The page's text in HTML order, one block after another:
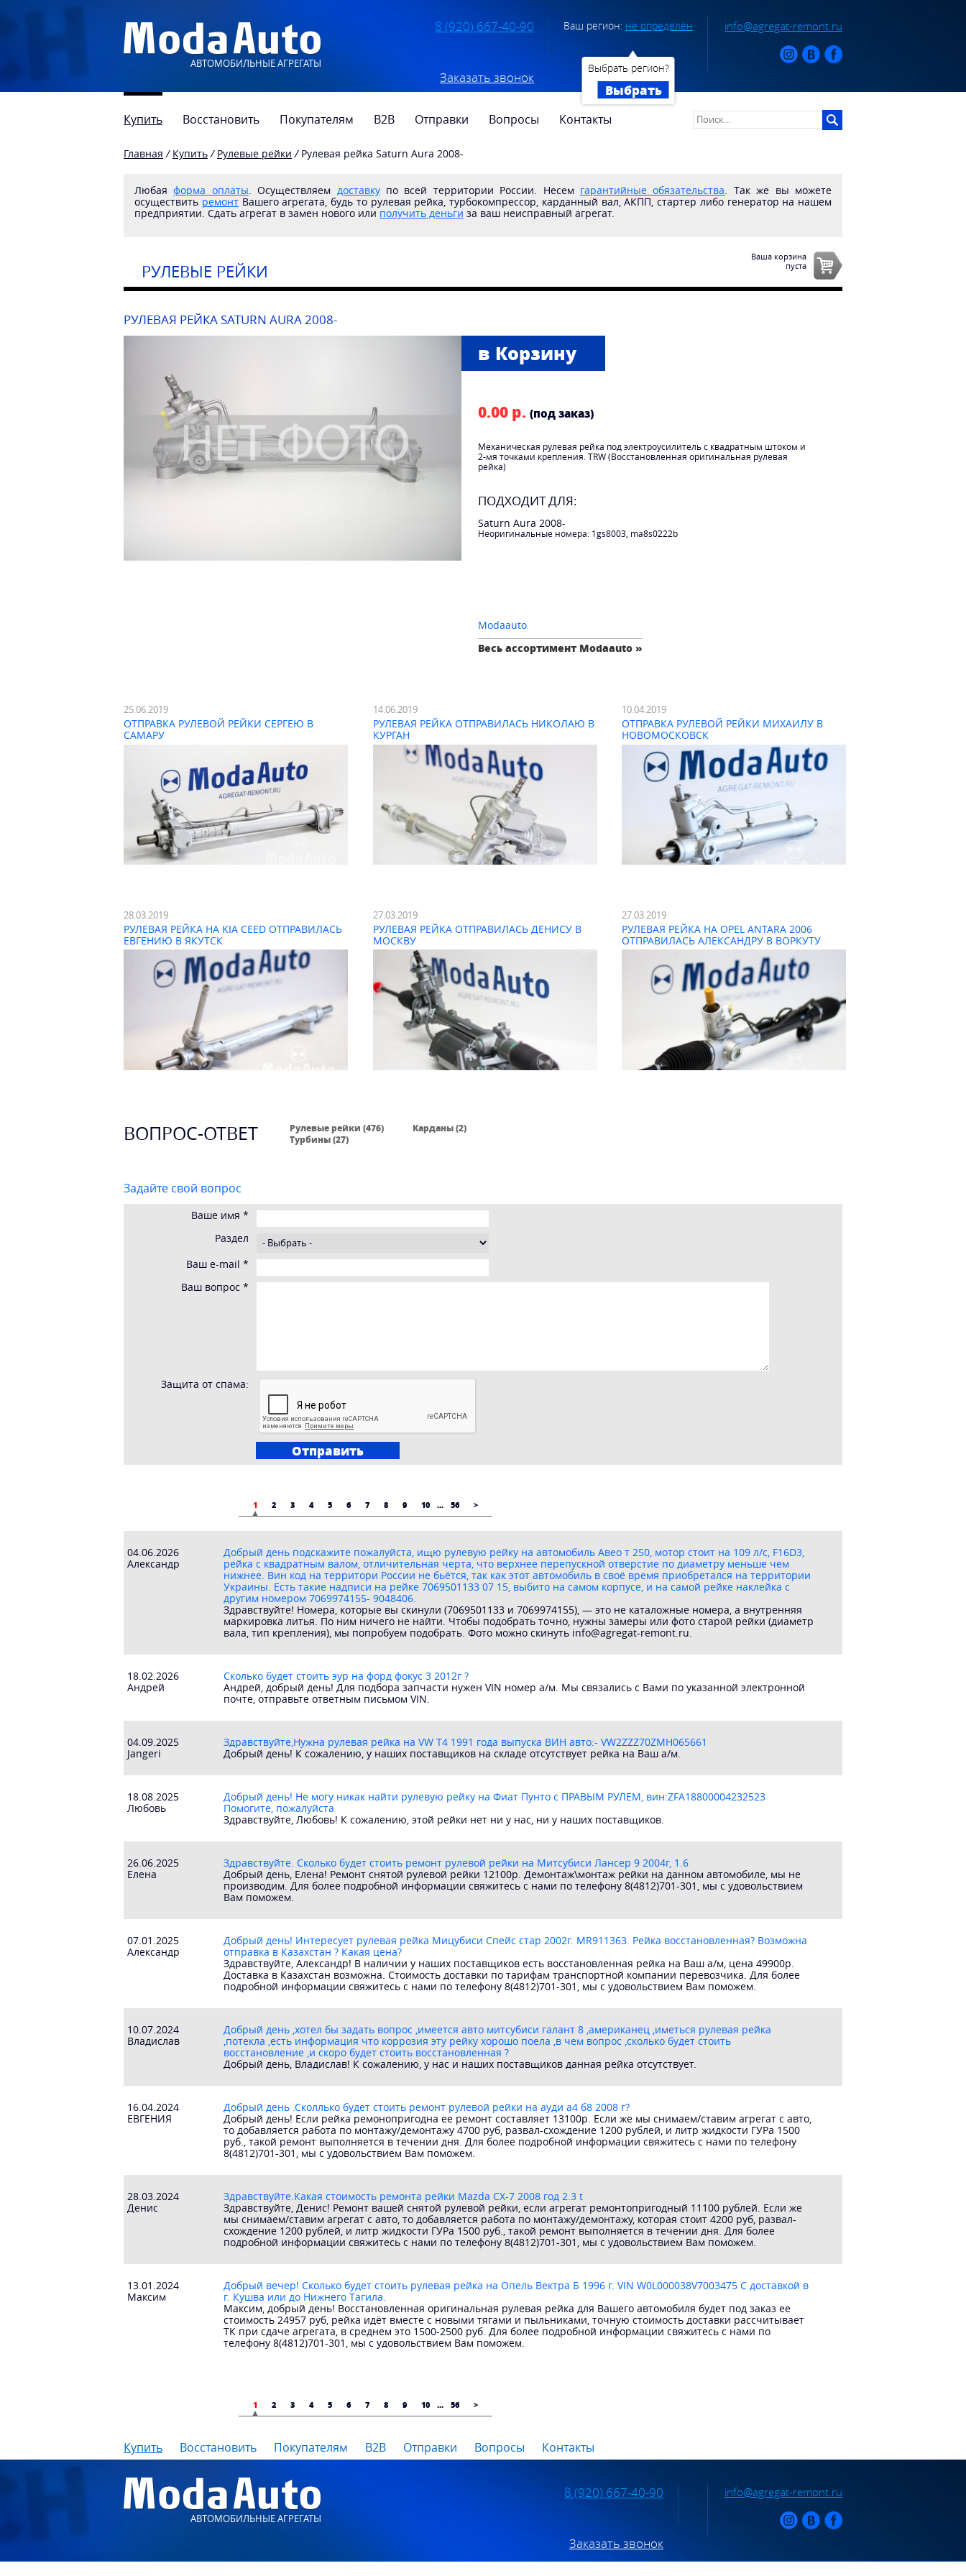
АВТОМОБИЛЬНЫЕ АГРЕГАТЫ
8 (920) 667-40-90
Заказать звонок
Ваш регион: не определён
Выбрать регион?
Выбрать
info@agregat-remont.ru
Купить Восстановить Покупателям B2B Отправки Вопросы Контакты
Главная / Купить / Рулевые рейки / Рулевая рейка Saturn Aura 2008-
Любаяформа оплаты. Осуществляем доставкупо всей территории России. Несем гарантийные обязательства. Так же вы можете
осуществить ремонтВашего агрегата, будь то рулевая рейка, турбокомпрессор, карданный вал, АКПП, стартер либо генератор на нашем
предприятии. Сдать агрегат в замен нового или получить деньги за ваш неисправный агрегат.
РУЛЕВЫЕ РЕЙКИ
Ваша корзина
пуста
РУЛЕВАЯ РЕЙКА SATURN AURA 2008-
0.00 р. (под заказ)
Механическая рулевая рейка под электроусилитель с квадратным штоком и
2-мя точками крепления. TRW (Восстановленная оригинальная рулевая
рейка)
ПОДХОДИТ ДЛЯ:
Saturn Aura 2008-
Неоригинальные номера: 1gs8003, ma8s0222b
Modaauto
Весь ассортимент Modaauto »
25.06.2019
ОТПРАВКА РУЛЕВОЙ РЕЙКИ СЕРГЕЮ В
САМАРУ
14.06.2019
РУЛЕВАЯ РЕЙКА ОТПРАВИЛАСЬ НИКОЛАЮ В
КУРГАН
10.04.2019
ОТПРАВКА РУЛЕВОЙ РЕЙКИ МИХАИЛУ В
НОВОМОСКОВСК
28.03.2019
РУЛЕВАЯ РЕЙКА НА KIA CEED ОТПРАВИЛАСЬ
ЕВГЕНИЮ В ЯКУТСК
27.03.2019
РУЛЕВАЯ РЕЙКА ОТПРАВИЛАСЬ ДЕНИСУ В
МОСКВУ
27.03.2019
РУЛЕВАЯ РЕЙКА НА OPEL ANTARA 2006
ОТПРАВИЛАСЬ АЛЕКСАНДРУ В ВОРКУТУ
ВОПРОС-ОТВЕТ
Рулевые рейки (476)
Турбины (27)
Карданы (2)
Задайте свой вопрос
Ваше имя *
Раздел
Ваш e-mail *
Ваш вопрос *
Защита от спама:
1 2 3 4 5 6 7 8 9 10 ... 56 >
04.06.2026
Александр
Добрый день подскажите пожалуйста, ищю рулевую рейку на автомобиль Авео т 250, мотор стоит на 109 л/с, F16D3,
рейка с квадратным валом, отличительная черта, что верхнее перепускной отверстие по диаметру меньше чем
нижнее. Вин код на территори России не бьётся, так как этот автомобиль в своё время приобретался на территории
Украины. Есть такие надписи на рейке 7069501133 07 15, выбито на самом корпусе, и на самой рейке наклейка с
другим номером 7069974155- 9048406.
Здравствуйте! Номера, которые вы скинули (7069501133 и 7069974155), — это не каталожные номера, а внутренняя
маркировка литья. По ним ничего не найти. Чтобы подобрать точно, нужны замеры или фото старой рейки (диаметр
вала, тип крепления), мы попробуем подобрать. Фото можно скинуть info@agregat-remont.ru.
18.02.2026
Андрей
Сколько будет стоить эур на форд фокус 3 2012г ?
Андрей, добрый день! Для подбора запчасти нужен VIN номер а/м. Мы связались с Вами по указанной электронной
почте, отправьте ответным письмом VIN.
04.09.2025
Jangeri
Здравствуйте,Нужна рулевая рейка на VW T4 1991 года выпуска ВИН авто:- VW2ZZZ70ZMH065661
Добрый день! К сожалению, у наших поставщиков на складе отсутствует рейка на Ваш а/м.
18.08.2025
Любовь
Добрый день! Не могу никак найти рулевую рейку на Фиат Пунто с ПРАВЫМ РУЛЕМ, вин:ZFA18800004232523
Помогите, пожалуйста
Здравствуйте, Любовь! К сожалению, этой рейки нет ни у нас, ни у наших поставщиков.
26.06.2025
Елена
Здравствуйте. Сколько будет стоить ремонт рулевой рейки на Митсубиси Лансер 9 2004г, 1.6
Добрый день, Елена! Ремонт снятой рулевой рейки 12100р. Демонтаж\монтаж рейки на данном автомобиле, мы не
производим. Для более подробной информации свяжитесь с нами по телефону 8(4812)701-301, мы с удовольствием
Вам поможем.
07.01.2025
Александр
Добрый день! Интересует рулевая рейка Мицубиси Спейс стар 2002г. MR911363. Рейка восстановленная? Возможна
отправка в Казахстан ? Какая цена?
Здравствуйте, Александр! В наличии у наших поставщиков есть восстановленная рейка на Ваш а/м, цена 49900р.
Доставка в Казахстан возможна. Стоимость доставки по тарифам транспортной компании перевозчика. Для более
подробной информации свяжитесь с нами по телефону 8(4812)701-301, мы с удовольствием Вам поможем.
10.07.2024
Владислав
Добрый день ,хотел бы задать вопрос ,имеется авто митсубиси галант 8 ,американец ,иметься рулевая рейка
,потекла ,есть информация что коррозия эту рейку хорошо поела ,в чем вопрос ,сколько будет стоить
восстановление ,и скоро будет стоить восстановленная ?
Добрый день, Владислав! К сожалению, у нас и наших поставщиков данная рейка отсутствует.
16.04.2024
ЕВГЕНИЯ
Добрый день .Сколлько будет стоить ремонт рулевой рейки на ауди а4 б8 2008 г?
Добрый день! Если рейка ремонопригодна ее ремонт составляет 13100р. Если же мы снимаем/ставим агрегат с авто,
то добавляется работа по монтажу/демонтажу 4700 руб, развал-схождение 1200 рублей, и литр жидкости ГУРа 1500
руб., такой ремонт выполняется в течении дня. Для более подробной информации свяжитесь с нами по телефону
8(4812)701-301, мы с удовольствием Вам поможем.
28.03.2024
Денис
Здравствуйте.Какая стоимость ремонта рейки Mazda CX-7 2008 год 2.3 t
Здравствуйте, Денис! Ремонт вашей снятой рулевой рейки, если агрегат ремонтопригодный 11100 рублей. Если же
мы снимаем/ставим агрегат с авто, то добавляется работа по монтажу/демонтажу, которая стоит 4200 руб, развал-
схождение 1200 рублей, и литр жидкости ГУРа 1500 руб., такой ремонт выполняется в течении дня. Для более
подробной информации свяжитесь с нами по телефону 8(4812)701-301, мы с удовольствием Вам поможем.
13.01.2024
Максим
Добрый вечер! Сколько будет стоить рулевая рейка на Опель Вектра Б 1996 г. VIN W0L000038V7003475 С доставкой в
г. Кушва или до Нижнего Тагила.
Максим, добрый день! Восстановленная оригинальная рулевая рейка для Вашего автомобиля будет под заказ ее
стоимость 24957 руб, рейка идёт вместе с новыми тягами и пыльниками, точную стоимость доставки рассчитывает
ТК при сдаче агрегата, в среднем это 1500-2500 руб. Для более подробной информации свяжитесь с нами по
телефону 8(4812)701-301, мы с удовольствием Вам поможем.
1 2 3 4 5 6 7 8 9 10 ... 56 >
Купить Восстановить Покупателям B2B Отправки Вопросы Контакты
АВТОМОБИЛЬНЫЕ АГРЕГАТЫ
8 (920) 667-40-90
Заказать звонок
info@agregat-remont.ru